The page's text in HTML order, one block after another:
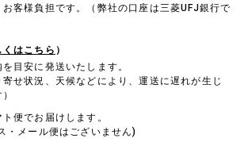
客様負担です。（弊社の口座は三菱UFJ銀行で
くはこちら ）
目安に発送いたします。
寄せ状況、天候などにより、運送に遅れが生じ
便でお届けします。
・メール便はございません)